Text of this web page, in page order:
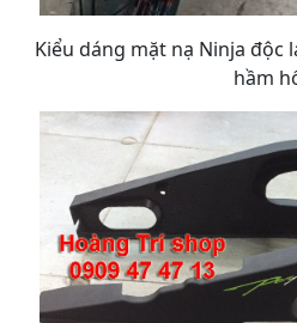
Kiểu dáng mặt nạ Ninja độc
hầm